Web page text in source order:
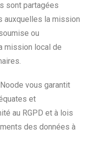
sont partagées
auxquelles la mission
ou
mission local de
vous garantit
et
au RGPD et à lois
des données à